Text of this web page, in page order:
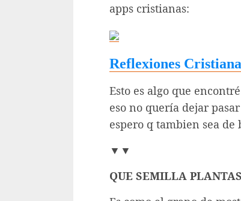
apps cristianas:
Reflexiones
Esto es algo que
eso no quería dejar
espero q tambien sea
▼▼
QUE SEMILLA